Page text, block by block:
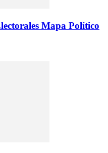
Mapa Político